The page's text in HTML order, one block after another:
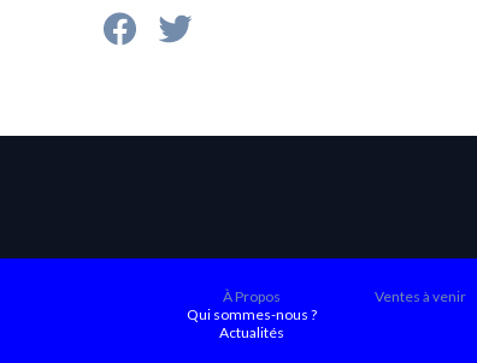
À Propos
Qui sommes-nous ?
Actualités
Ventes à venir